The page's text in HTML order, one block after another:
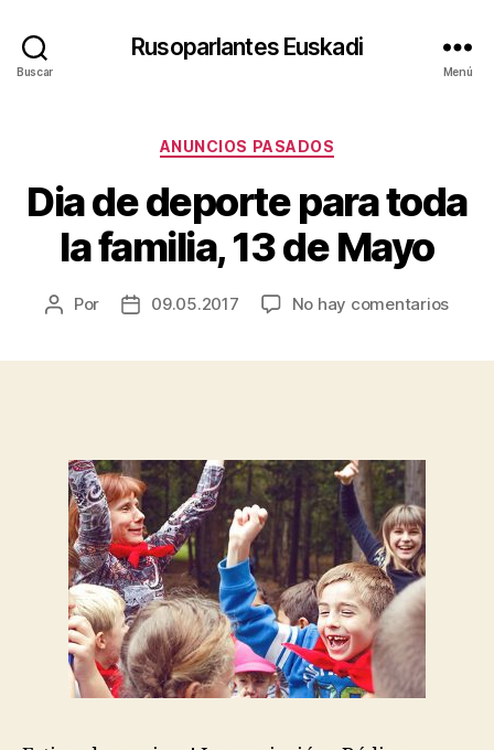
Buscar
Rusoparlantes Euskadi
Menú
Categorías
ANUNCIOS PASADOS
Dia de deporte para toda
la familia, 13 de Mayo
Autor
Por
Fecha09.05.2017 No hay comentariosen